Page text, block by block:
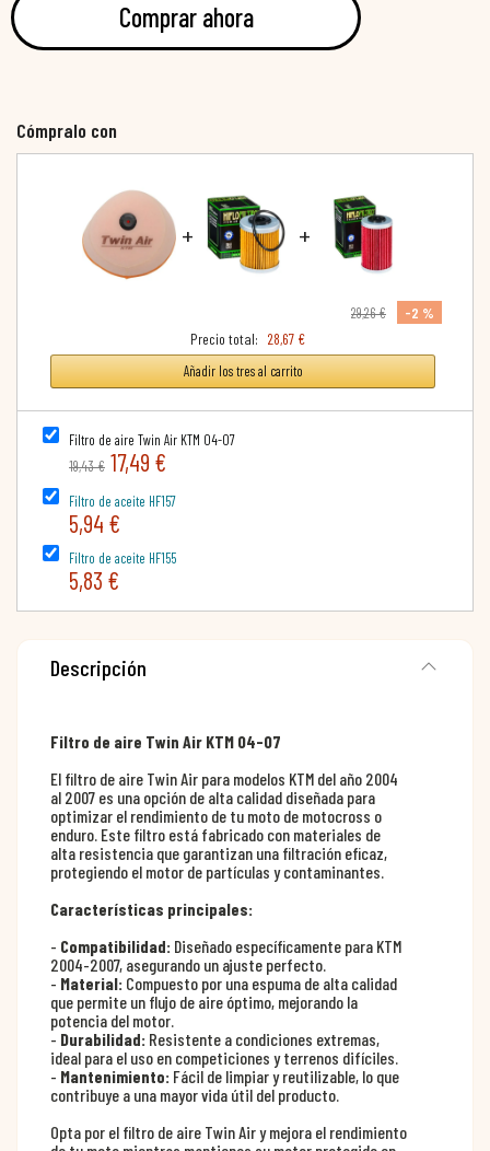
Comprar ahora
Cómpralo con
+ +
29,26 €
-2 %
Precio total: 28,67 €
Añadir los tres al carrito
Filtro de aire Twin Air KTM 04-07
19,43 € 17,49 €
Filtro de aceite HF157
5,94 €
Filtro de aceite HF155
5,83 €
Descripción
Filtro de aire Twin Air KTM 04-07
El filtro de aire Twin Air para modelos KTM del año 2004
al 2007 es una opción de alta calidad diseñada para
optimizar el rendimiento de tu moto de motocross o
enduro. Este filtro está fabricado con materiales de
alta resistencia que garantizan una filtración eficaz,
protegiendo el motor de partículas y contaminantes.
Características principales:
- Compatibilidad: Diseñado específicamente para KTM
2004-2007, asegurando un ajuste perfecto.
- Material: Compuesto por una espuma de alta calidad
que permite un flujo de aire óptimo, mejorando la
potencia del motor.
- Durabilidad: Resistente a condiciones extremas,
ideal para el uso en competiciones y terrenos difíciles.
- Mantenimiento: Fácil de limpiar y reutilizable, lo que
contribuye a una mayor vida útil del producto.
Opta por el filtro de aire Twin Air y mejora el rendimiento